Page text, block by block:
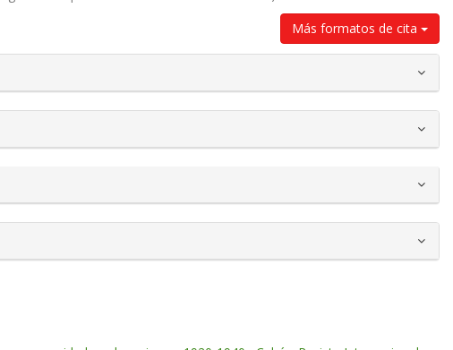
Más formatos de cita